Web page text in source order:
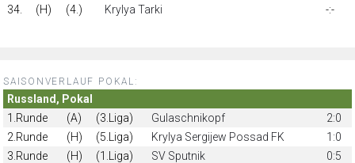
34.
(H) (4.) Krylya Tarki -:-
SAISONVERLAUF POKAL:
Russland, Pokal
1.Runde
(A) (3.Liga) Gulaschnikopf
2:0
2.Runde
(H) (5.Liga) Krylya Sergijew Possad FK
1:0
3.Runde
(H) (1.Liga) SV Sputnik 0:5